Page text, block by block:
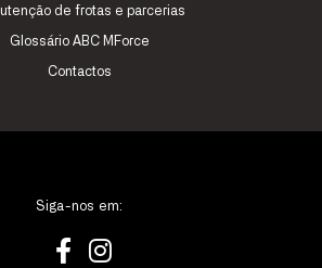
de frotas e parcerias
Glossário ABC MForce
Contactos
Siga-nos em: